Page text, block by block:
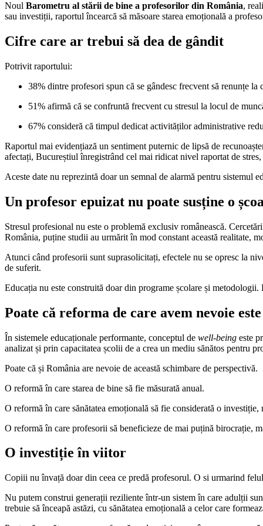
Noul Barometru al stării de bine a profesorilor din România,
sau investiții, raportul încearcă să măsoare starea emoțională a
Cifre care ar trebui să dea de gândit
Potrivit raportului:
38% dintre profesori spun că se gândesc frecvent să renunțe la
51% afirmă că se confruntă frecvent cu stresul la locul de
67% consideră că timpul dedicat activităților administrative
Raportul mai evidențiază un sentiment puternic de lipsă de
afectați, Bucureștiul înregistrând cel mai ridicat nivel raportat de stres,
Aceste date nu reprezintă doar un semnal de alarmă pentru sistemul
Un profesor epuizat nu poate susține o
Stresul profesional nu este o problemă exclusiv românească.
România, puține studii au urmărit în mod constant această realitate,
Atunci când profesorii sunt suprasolicitați, efectele nu se opresc la
de suferit.
Educația nu este construită doar din programe școlare și
Poate că reforma de care avem nevoie
În sistemele educaționale performante, conceptul de well-being este
analizat și prin capacitatea școlii de a crea un mediu sănătos pentru
Poate că și România are nevoie de această schimbare de perspectivă.
O reformă în care starea de bine să fie măsurată anual.
O reformă în care sănătatea emoțională să fie considerată o investiție,
O reformă în care profesorii să beneficieze de mai puțină birocrație,
O investiție în viitor
Copiii nu învață doar din ceea ce predă profesorul. O si urmarind
Nu putem construi generații reziliente într-un sistem în care adulții
trebuie să înceapă astăzi, cu sănătatea emoțională a celor care